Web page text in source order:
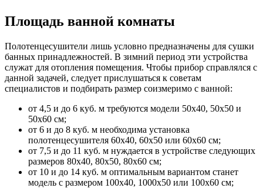
Площадь ванной комнаты
Полотенцесушители лишь условно предназначены для сушки
банных принадлежностей. В зимний период эти устройства
служат для отопления помещения. Чтобы прибор справлялся с
данной задачей, следует прислушаться к советам
специалистов и подбирать размер соизмеримо с ванной:
от 4,5 и до 6 куб. м требуются модели 50х40, 50х50 и
50х60 см;
от 6 и до 8 куб. м необходима установка
полотенцесушителя 60х40, 60х50 или 60х60 см;
от 7,5 и до 11 куб. м нуждается в устройстве следующих
размеров 80х40, 80х50, 80х60 см;
от 10 и до 14 куб. м оптимальным вариантом станет
модель с размером 100х40, 1000х50 или 100х60 см;